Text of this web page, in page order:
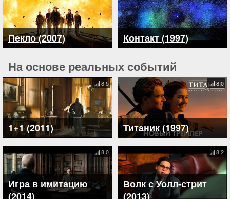
Пекло (2007) Контакт (1997)
На основе реальных событий
1+1 (2011)
8.5
Титаник (1997)
8.0
Игра в имитацию
8.0
Волк с Уолл-стрит
8.2